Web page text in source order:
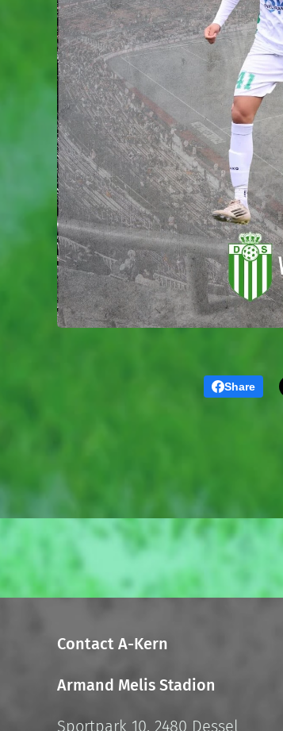
Share
Contact A-Kern
Armand Melis Stadion
Sportpark 10, 2480 Dessel